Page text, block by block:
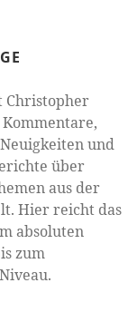
Christopher
und
über
aus der
Hier reicht das
absoluten
zum